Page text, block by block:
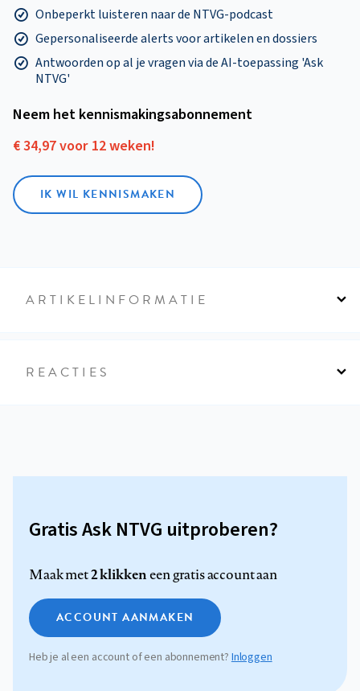
Onbeperkt luisteren naar de NTVG-podcast
Gepersonaliseerde alerts voor artikelen en dossiers
Antwoorden op al je vragen via de AI-toepassing 'Ask
NTVG'
Neem het kennismakings­abonnement
€ 34,97 voor 12 weken!
IK WIL KENNISMAKEN
ARTIKELINFORMATIE
REACTIES
Gratis Ask NTVG uitproberen?
Maak met2 klikkeneen gratis account aan
ACCOUNT AANMAKEN
Heb je al een account of een abonnement?Inloggen